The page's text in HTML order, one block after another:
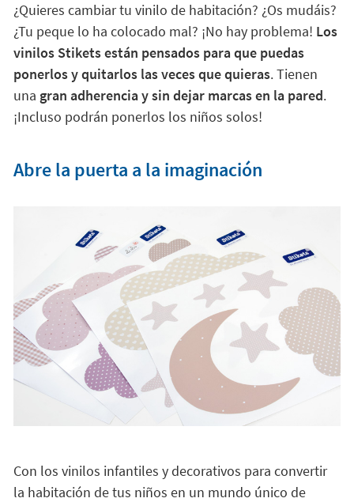
¿Quieres cambiar tu vinilo de habitación? ¿Os mudáis?
¿Tu peque lo ha colocado mal? ¡No hay problema! Los
vinilos Stikets están pensados para que puedas
ponerlos y quitarlos las veces que quieras. Tienen
una gran adherencia y sin dejar marcas en la pared.
¡Incluso podrán ponerlos los niños solos!
Abre la puerta a la imaginación
Con los vinilos infantiles y decorativos para convertir
la habitación de tus niños en un mundo único de